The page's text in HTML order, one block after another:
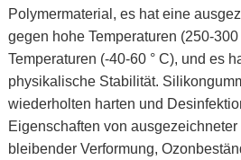
Polymermaterial, es hat eine
gegen hohe Temperaturen (250-
Temperaturen (-40-60 ° C), und es
physikalische Stabilität.
wiederholten harten und
Eigenschaften von ausgezeichneter
bleibender Verformung,